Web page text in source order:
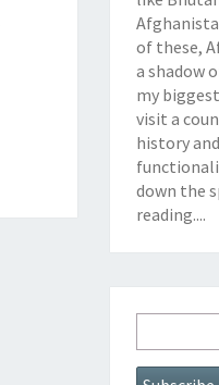
of these,
a shadow
my
visit a
history
down the
reading....